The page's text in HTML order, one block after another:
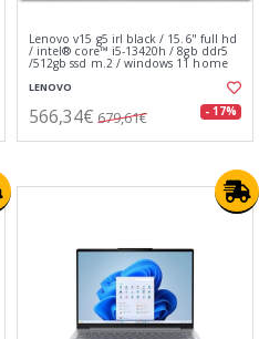
Lenovo v15 g5 irl black / 15.6" full hd
/ intel® core™ i5-13420h / 8gb ddr5
/512gb ssd m.2 / windows 11 home
LENOVO
566,34€ 679,61€ - 17%